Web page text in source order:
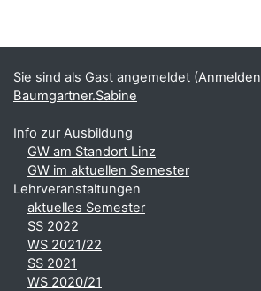
Ergänzungsblöcke
Sie sind als Gast angemeldet (Anmelden
Baumgartner.Sabine
Info zur Ausbildung
GW am Standort Linz
GW im aktuellen Semester
Lehrveranstaltungen
aktuelles Semester
SS 2022
WS 2021/22
SS 2021
WS 2020/21